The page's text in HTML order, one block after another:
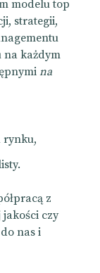
modelu top
strategii,
na każdym
na
rynku,
z
czy
nas i